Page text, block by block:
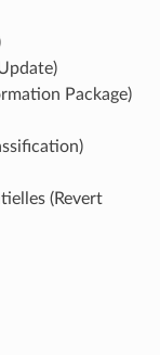
Package)
(Revert